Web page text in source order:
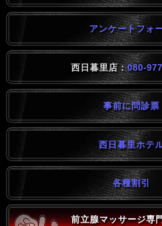
アンケートフォ
西日暮里店：080-
事前に問診票
西日暮里ホテ
各種割引
前立腺マッサージ専